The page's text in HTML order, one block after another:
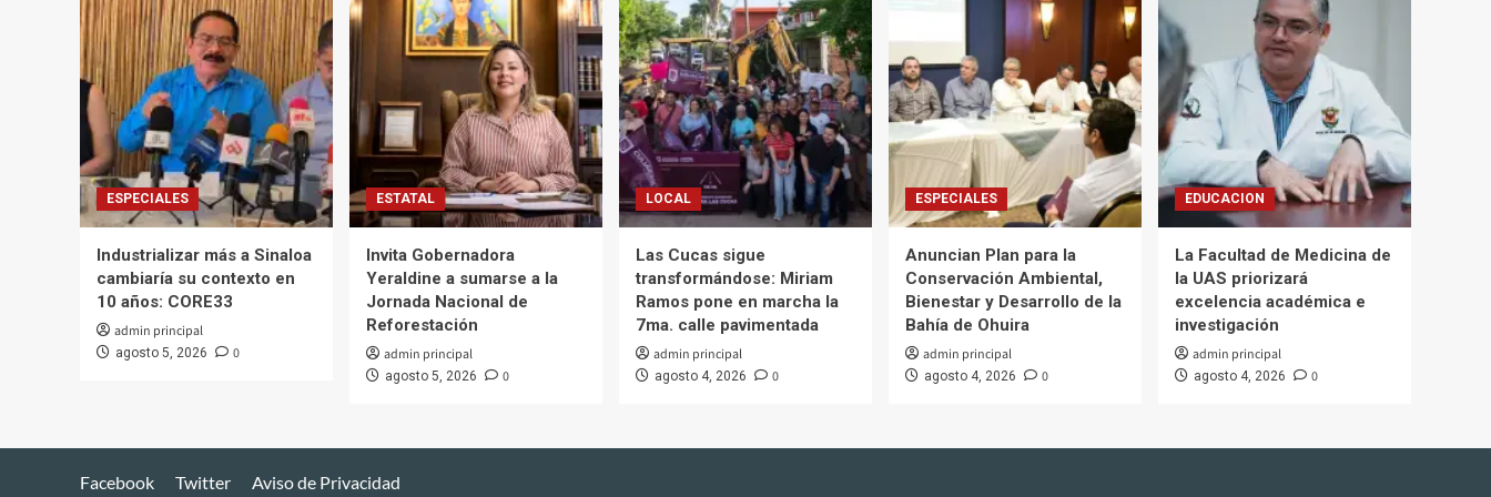
Quintero,
para
frenar
aranceles
de
Trump
ESPECIALES
Industrializar más a Sinaloa
cambiaría su contexto en
10 años: CORE33
admin principal
agosto 5, 2026 0
ESTATAL
Invita Gobernadora
Yeraldine a sumarse a la
Jornada Nacional de
Reforestación
admin principal
agosto 5, 2026 0
LOCAL
Las Cucas sigue
transformándose: Miriam
Ramos pone en marcha la
7ma. calle pavimentada
admin principal
agosto 4, 2026 0
ESPECIALES
Anuncian Plan para la
Conservación Ambiental,
Bienestar y Desarrollo de la
Bahía de Ohuira
admin principal
agosto 4, 2026 0
EDUCACION
La Facultad de Medicina de
la UAS priorizará
excelencia académica e
investigación
admin principal
agosto 4, 2026 0
Facebook Twitter Aviso de Privacidad